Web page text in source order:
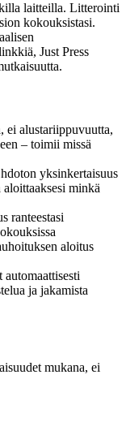
laitteilla. Litterointi
kokouksistasi.
Just Press
ei alustariippuvuutta,
– toimii missä
yksinkertaisuus
minkä
ranteestasi
aloitus
ja jakamista
mukana, ei